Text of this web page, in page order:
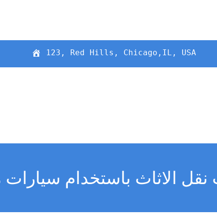
123, Red Hills, Chicago,IL, USA
الاثاث باستخدام